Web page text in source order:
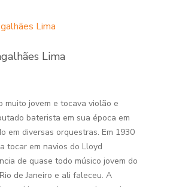
Lima
muito jovem e tocava violão e
baterista em sua época em
em diversas orquestras. Em 1930
tocar em navios do Lloyd
de quase todo músico jovem do
de Janeiro e ali faleceu. A